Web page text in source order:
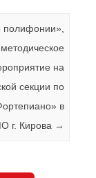
полифонии»,
на
секции по
в
г. Кирова →